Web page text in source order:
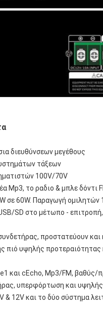
διευθύνσεων μεγέθους
τάξεων
100V/70V
Mp3, το ραδιο & μπλε δόντι
σε 60W. Παραγωγή
SD στο μέτωπο -
προστατεύουν
πιό υψηλής
και cEcho, Mp3/FM, βαθύς/
υπερφόρτωση και
& 12V και το δύο σύστημα